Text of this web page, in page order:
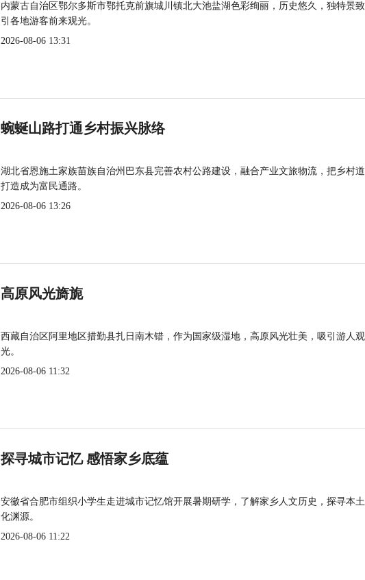
内蒙古自治区鄂尔多斯市鄂托克前旗城川镇北大池盐湖色彩绚丽，历史悠久，独特景
引各地游客前来观光。
2026-08-06 13:31
蜿蜒山路打通乡村振兴脉络
湖北省恩施土家族苗族自治州巴东县完善农村公路建设，融合产业文旅物流，把乡村
打造成为富民通路。
2026-08-06 13:26
高原风光旖旎
西藏自治区阿里地区措勤县扎日南木错，作为国家级湿地，高原风光壮美，吸引游人观
光。
2026-08-06 11:32
探寻城市记忆 感悟家乡底蕴
安徽省合肥市组织小学生走进城市记忆馆开展暑期研学，了解家乡人文历史，探寻本
化渊源。
2026-08-06 11:22